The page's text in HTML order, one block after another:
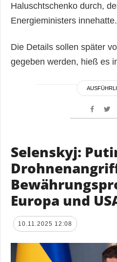
Haluschtschenko durch,
Energieministers innehatte.
Die Details sollen später
gegeben werden, hieß es
Selenskyj:
Europa und
10.11.2025 12:08